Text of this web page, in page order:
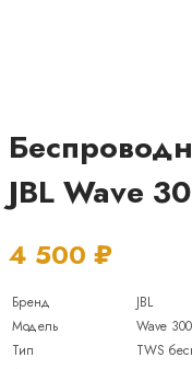
JBL Wave
4 500 ₽
Бренд
JBL
Модель
Wave
Тип
TWS